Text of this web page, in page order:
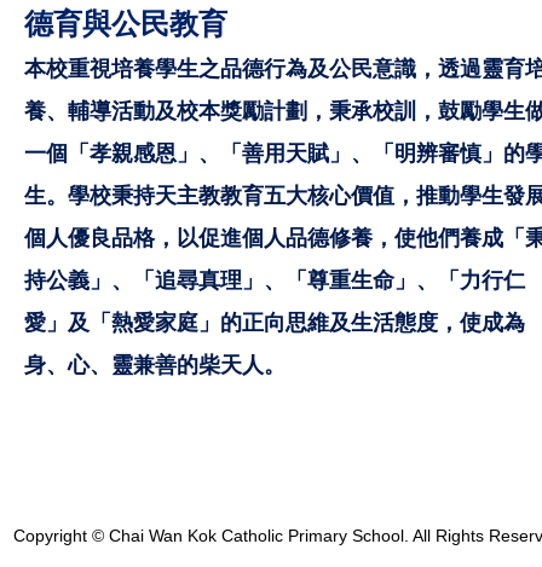
德育與公民教育
本校重視培養學生之品德行為及公民意識，透過靈育
養、輔導活動及校本獎勵計劃，秉承校訓，鼓勵學生
一個「孝親感恩」、「善用天賦」、「明辨審慎」的
生。學校秉持天主教教育五大核心價值，推動學生發
個人優良品格，以促進個人品德修養，使他們養成「
持公義」、「追尋真理」、「尊重生命」、「力行仁
愛」及「熱愛家庭」的正向思維及生活態度，使成為
身、心、靈兼善的柴天人。
Copyright © Chai Wan Kok Catholic Primary School. All Rights